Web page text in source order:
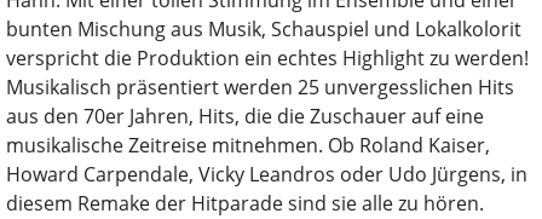
bunten Mischung aus Musik, Schauspiel und Lokalkolorit
verspricht die Produktion ein echtes Highlight zu werden!
Musikalisch präsentiert werden 25 unvergesslichen Hits
aus den 70er Jahren, Hits, die die Zuschauer auf eine
musikalische Zeitreise mitnehmen. Ob Roland Kaiser,
Howard Carpendale, Vicky Leandros oder Udo Jürgens, in
diesem Remake der Hitparade sind sie alle zu hören.